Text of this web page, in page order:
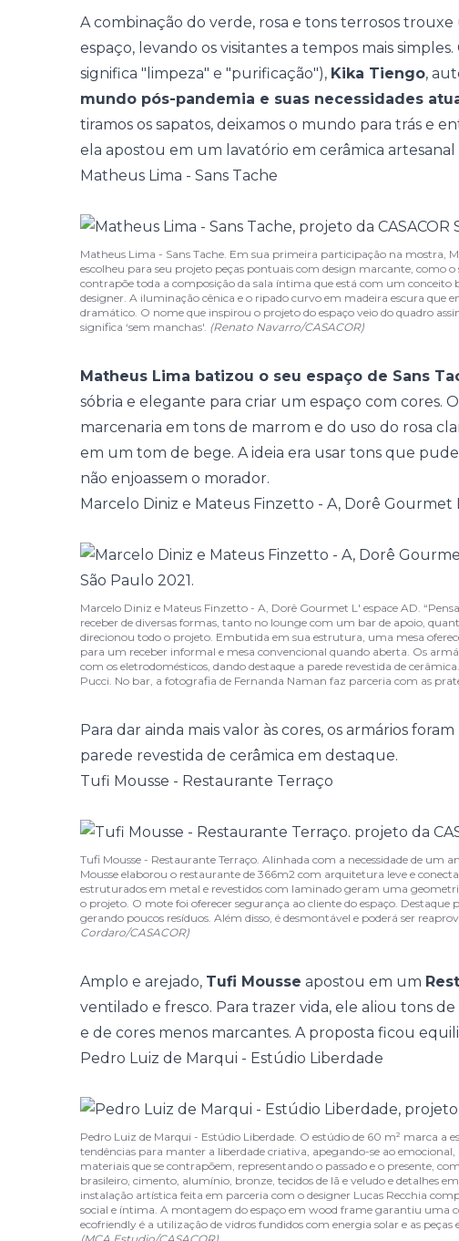
A combinação do verde, rosa e tons terrosos
espaço, levando os visitantes a tempos mais
significa "limpeza" e "purificação"), Kika Tiengo,
mundo pós-pandemia e suas necessidades
tiramos os sapatos, deixamos o mundo para trás e
ela apostou em um lavatório em cerâmica
Matheus Lima - Sans Tache
Matheus Lima - Sans Tache. Em sua primeira participação na mostra,
escolheu para seu projeto peças pontuais com design marcante, como o
contrapõe toda a composição da sala íntima que está com um conceito
designer. A iluminação cênica e o ripado curvo em madeira escura que
dramático. O nome que inspirou o projeto do espaço veio do quadro
significa ‘sem manchas'. (Renato Navarro/CASACOR)
Matheus Lima batizou o seu espaço de Sans
sóbria e elegante para criar um espaço com cores.
marcenaria em tons de marrom e do uso do rosa
em um tom de bege. A ideia era usar tons que
não enjoassem o morador.
Marcelo Diniz e Mateus Finzetto - A, Dorê Gourmet
Marcelo Diniz e Mateus Finzetto - A, Dorê Gourmet L' espace AD.
receber de diversas formas, tanto no lounge com um bar de apoio,
direcionou todo o projeto. Embutida em sua estrutura, uma mesa
para um receber informal e mesa convencional quando aberta. Os
com os eletrodomésticos, dando destaque a parede revestida de
Pucci. No bar, a fotografia de Fernanda Naman faz parceria com as
Para dar ainda mais valor às cores, os armários
parede revestida de cerâmica em destaque.
Tufi Mousse - Restaurante Terraço
Tufi Mousse - Restaurante Terraço. Alinhada com a necessidade de um
Mousse elaborou o restaurante de 366m2 com arquitetura leve e
estruturados em metal e revestidos com laminado geram uma
o projeto. O mote foi oferecer segurança ao cliente do espaço.
gerando poucos resíduos. Além disso, é desmontável e poderá ser
Cordaro/CASACOR)
Amplo e arejado, Tufi Mousse apostou em um
ventilado e fresco. Para trazer vida, ele aliou tons
e de cores menos marcantes. A proposta ficou
Pedro Luiz de Marqui - Estúdio Liberdade
Pedro Luiz de Marqui - Estúdio Liberdade. O estúdio de 60 m² marca a
tendências para manter a liberdade criativa, apegando-se ao
materiais que se contrapõem, representando o passado e o presente,
brasileiro, cimento, alumínio, bronze, tecidos de lã e veludo e detalhes
instalação artística feita em parceria com o designer Lucas Recchia
social e íntima. A montagem do espaço em wood frame garantiu uma
ecofriendly é a utilização de vidros fundidos com energia solar e as